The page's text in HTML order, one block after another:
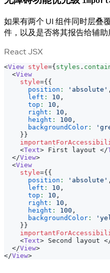
如果有两个 UI 组件同时层叠
件，以及是否将其报告给辅
React JSX
<View style={styles .
<View
style={{
position : 'absolute' ,
left : 10 ,
top : 10 ,
right : 10 ,
height : 100 ,
backgroundColor :
}}
<Text> First layout </
</View>
<View
style={{
position : 'absolute' ,
left : 10 ,
top : 10 ,
right : 10 ,
height : 100 ,
backgroundColor :
}}
<Text> Second layout
</View>
</View>